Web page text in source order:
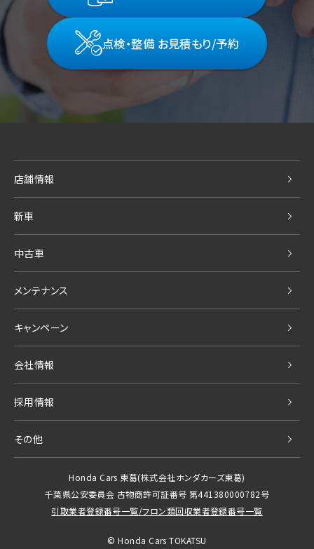
点検・整備 お見積もり/予約
店舗情報
新車
中古車
メンテナンス
キャンペーン
会社情報
採用情報
その他
Honda Cars 東葛(株式会社ホンダカーズ東葛)
千葉県公安委員会 古物商許可証番号 第441380000782号
引取業者登録番号一覧/フロン類回収業者登録番号一覧
© Honda Cars TOKATSU